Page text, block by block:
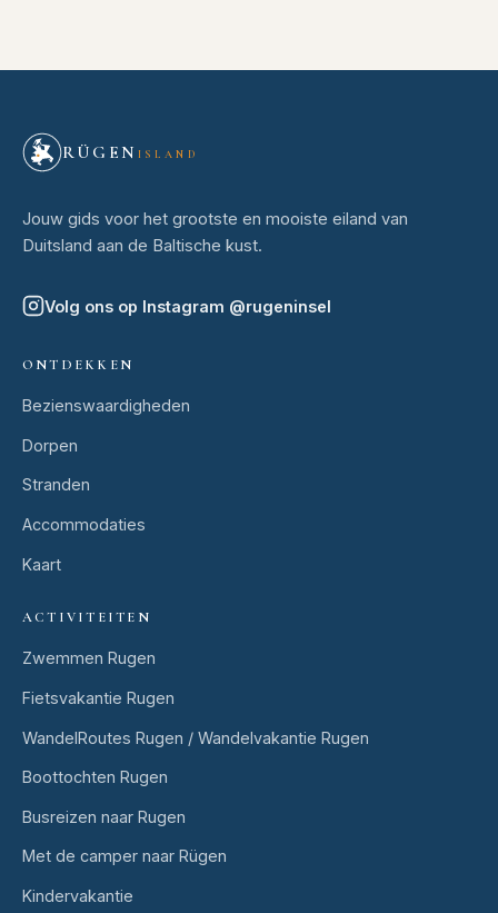
RÜGEN ISLAND
Jouw gids voor het grootste en mooiste eiland van
Duitsland aan de Baltische kust.
Volg ons op Instagram @rugeninsel
ONTDEKKEN
Bezienswaardigheden
Dorpen
Stranden
Accommodaties
Kaart
ACTIVITEITEN
Zwemmen Rugen
Fietsvakantie Rugen
WandelRoutes Rugen / Wandelvakantie Rugen
Boottochten Rugen
Busreizen naar Rugen
Met de camper naar Rügen
Kindervakantie